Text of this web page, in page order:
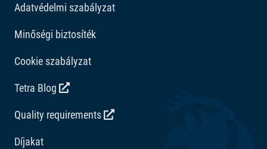
Adatvédelmi szabályzat
Minőségi biztosíték
Cookie szabályzat
Tetra Blog
Quality requirements
Díjakat